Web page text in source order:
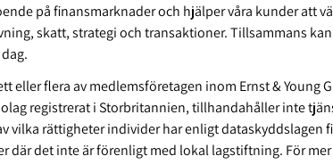
på finansmarknader och hjälper våra kunder att
skatt, strategi och transaktioner. Tillsammans
eller flera av medlemsföretagen inom Ernst & Young
registrerat i Storbritannien, tillhandahåller inte
vilka rättigheter individer har enligt dataskyddslagen
där det inte är förenligt med lokal lagstiftning. För